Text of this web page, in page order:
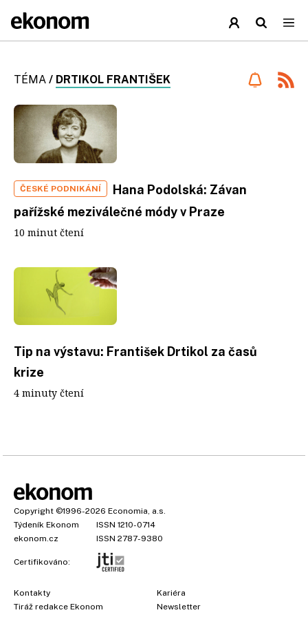
TÉMA / DRTIKOL FRANTIŠEK
ČESKÉ PODNIKÁNÍ
Hana Podolská: Závan
pařížské meziválečné módy v Praze
10 minut čtení
Tip na výstavu: František Drtikol za časů
krize
4 minuty čtení
Copyright ©1996-2026 Economia, a.s.
Týdeník Ekonom
ISSN 1210-0714
ekonom.cz
ISSN 2787-9380
Certifikováno:
Kontakty
Tiráž redakce Ekonom
Kariéra
Newsletter